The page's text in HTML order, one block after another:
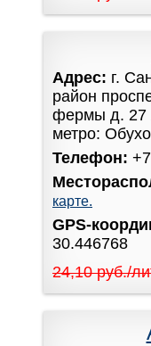
Адрес: г.
район
фермы д. 27
метро:
Телефон:
карте.
GPS-
30.446768
24,10 руб./